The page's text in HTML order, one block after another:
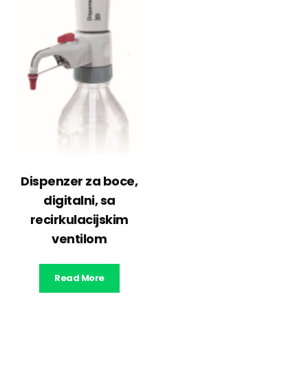
Dispenzer za boce,
digitalni, sa
recirkulacijskim
ventilom
Read More